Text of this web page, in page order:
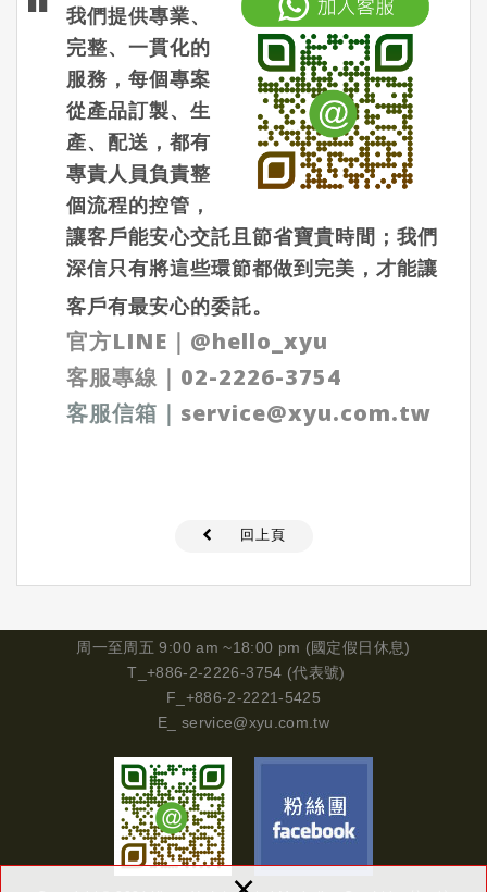
我們提供專業、
完整、一貫化的
服務，每個專案
從產品訂製、生
產、配送，都有
專責人員負責整
個流程的控管，
讓客戶能安心交託且節省寶貴時間；我們
深信只有將這些環節都做到完美，才能讓
客戶有最安心的委託。
官方LINE ｜ @hello_xyu
客服專線｜ 02-2226-3754
客服信箱 ｜ service@xyu.com.tw
回上頁
周一至周五 9:00 am ~18:00 pm (國定假日休息)
T_+886-2-2226-3754 (代表號)
F_+886-2-2221-5425
E_ service@xyu.com.tw